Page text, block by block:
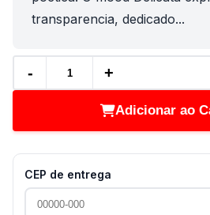
transparencia, dedicado...
- +
Adicionar ao
CEP de entrega